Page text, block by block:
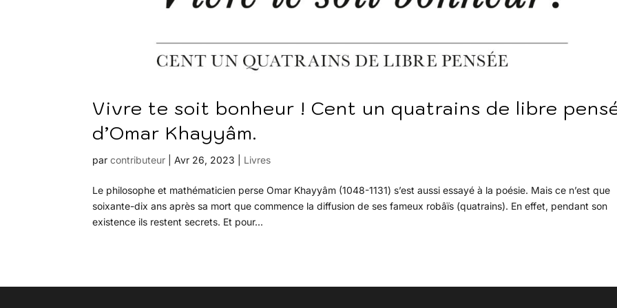
Vivre te soit bonheur ! Cent un quatrains de libre
d’Omar Khayyâm.
parcontributeur |Avr 26, 2023 Livres
Le philosophe et mathématicien perse Omar Khayyâm (1048-1131) s’est aussi essayé à la poésie. Mais ce n’est que
soixante-dix ans après sa mort que commence la diffusion de ses fameux robâïs (quatrains). En effet, pendant son
existence ils restent secrets. Et pour...